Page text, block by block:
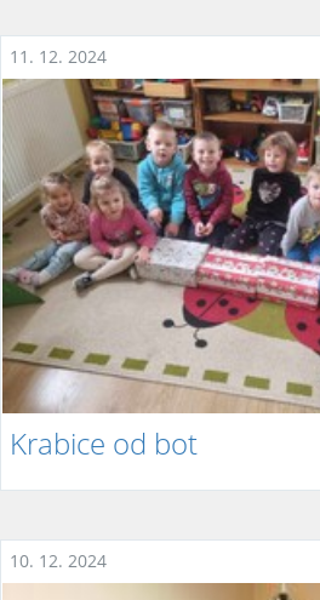
11. 12. 2024
Krabice od bot
10. 12. 2024